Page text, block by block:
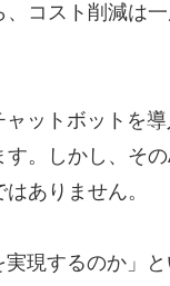
コスト削減は
ットボットを
。しかし、そ
ありません。
現するのか」